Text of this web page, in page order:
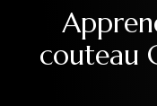
couteau